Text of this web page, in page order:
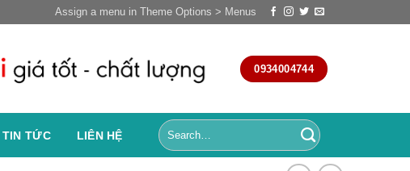
Assign a menu in Theme Options > Menus
0934004744
TIN TỨC LIÊN HỆ